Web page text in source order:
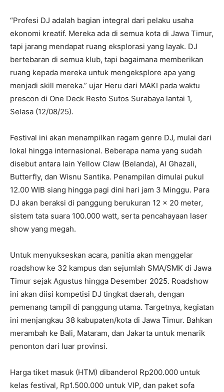
“Profesi DJ adalah bagian integral dari pelaku usaha
ekonomi kreatif. Mereka ada di semua kota di Jawa Timur,
tapi jarang mendapat ruang eksplorasi yang layak. DJ
bertebaran di semua klub, tapi bagaimana memberikan
ruang kepada mereka untuk mengeksplore apa yang
menjadi skill mereka.” ujar Heru dari MAKI pada waktu
prescon di One Deck Resto Sutos Surabaya lantai 1,
Selasa (12/08/25).
Festival ini akan menampilkan ragam genre DJ, mulai dari
lokal hingga internasional. Beberapa nama yang sudah
disebut antara lain Yellow Claw (Belanda), Al Ghazali,
Butterfly, dan Wisnu Santika. Penampilan dimulai pukul
12.00 WIB siang hingga pagi dini hari jam 3 Minggu. Para
DJ akan beraksi di panggung berukuran 12 x 20 meter,
sistem tata suara 100.000 watt, serta pencahayaan laser
show yang megah.
Untuk menyukseskan acara, panitia akan menggelar
roadshow ke 32 kampus dan sejumlah SMA/SMK di Jawa
Timur sejak Agustus hingga Desember 2025. Roadshow
ini akan diisi kompetisi DJ tingkat daerah, dengan
pemenang tampil di panggung utama. Targetnya, kegiatan
ini menjangkau 38 kabupaten/kota di Jawa Timur. Bahkan
merambah ke Bali, Mataram, dan Jakarta untuk menarik
penonton dari luar provinsi.
Harga tiket masuk (HTM) dibanderol Rp200.000 untuk
kelas festival, Rp1.500.000 untuk VIP, dan paket sofa